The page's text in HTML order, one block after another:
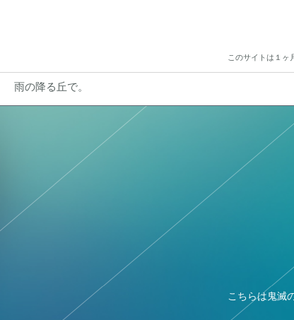
このサイトは１ヶ
雨の降る丘で。
こちらは鬼滅